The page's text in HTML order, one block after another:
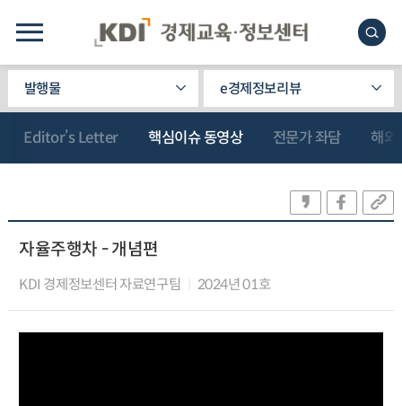
발행물 e경제정보리뷰
Editor’s Letter 핵심이슈 동영상 전문가 좌담 해외
자율주행차 - 개념편
KDI 경제정보센터 자료연구팀 2024년 01호